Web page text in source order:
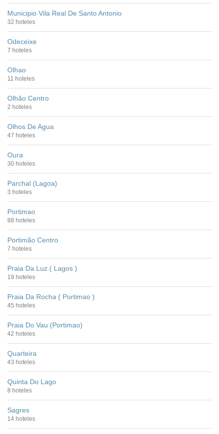
Municipio Vila Real De Santo Antonio
32 hoteles
Odeceixe
7 hoteles
Olhao
11 hoteles
Olhão Centro
2 hoteles
Olhos De Agua
47 hoteles
Oura
30 hoteles
Parchal (Lagoa)
3 hoteles
Portimao
88 hoteles
Portimão Centro
7 hoteles
Praia Da Luz ( Lagos )
19 hoteles
Praia Da Rocha ( Portimao )
45 hoteles
Praia Do Vau (Portimao)
42 hoteles
Quarteira
43 hoteles
Quinta Do Lago
8 hoteles
Sagres
14 hoteles